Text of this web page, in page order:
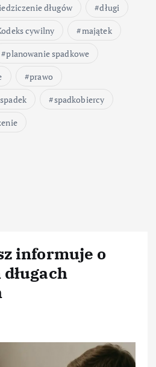
długów
długi
cywilny
majątek
planowanie spadkowe
prawo
spadek
spadkobiercy
informuje o